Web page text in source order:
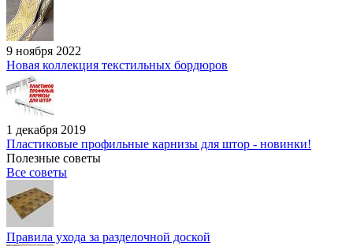
9 ноября 2022
Новая коллекция текстильных бордюров
1 декабря 2019
Пластиковые профильные карнизы для штор - новинки!
Полезные советы
Все советы
Правила ухода за разделочной доской